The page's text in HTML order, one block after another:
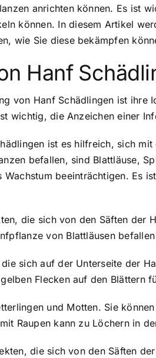
anrichten können. Es ist
können. In diesem Artikel
wie Sie diese bekämpfen
Hanf
von Hanf Schädlingen ist
wichtig, die Anzeichen einer
ist es hilfreich, sich
befallen, sind Blattläuse,
beeinträchtigen. Es
die sich von den Säften der
von Blattläusen
sich auf der Unterseite der
Flecken auf den Blättern
und Motten. Sie
Raupen kann zu Löchern in
die sich von den Säften